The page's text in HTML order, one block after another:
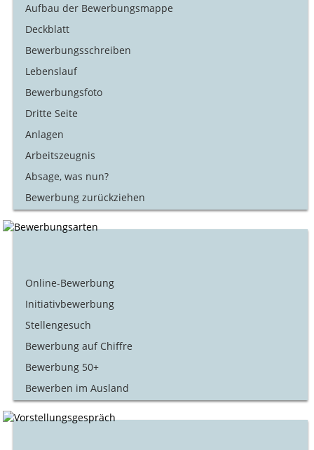
Aufbau der Bewerbungsmappe
Deckblatt
Bewerbungsschreiben
Lebenslauf
Bewerbungsfoto
Dritte Seite
Anlagen
Arbeitszeugnis
Absage, was nun?
Bewerbung zurückziehen
Online-Bewerbung
Initiativbewerbung
Stellengesuch
Bewerbung auf Chiffre
Bewerbung 50+
Bewerben im Ausland